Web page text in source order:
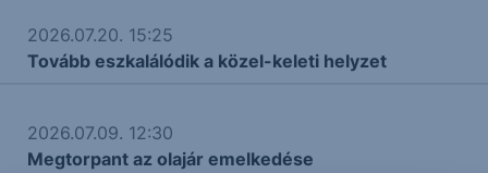
2026.07.20. 15:25
Tovább eszkalálódik a közel-keleti helyzet
2026.07.09. 12:30
Megtorpant az olajár emelkedése